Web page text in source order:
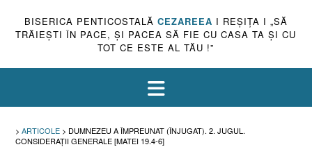
BISERICA PENTICOSTALĂ CEZAREEA I REŞIŢA I „SĂ
TRĂIEŞTI ÎN PACE, ŞI PACEA SĂ FIE CU CASA TA ŞI CU
TOT CE ESTE AL TĂU !”
> ARTICOLE > DUMNEZEU A ÎMPREUNAT (ÎNJUGAT). 2. JUGUL.
CONSIDERAŢII GENERALE [MATEI 19.4-6]